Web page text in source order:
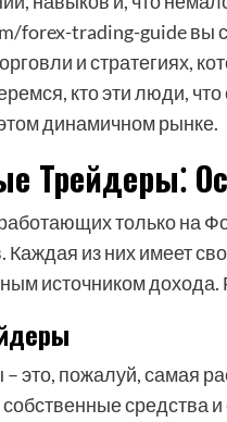
forex-trading-guide вы
и стратегиях,
кто эти люди,
динамичном рынке.
Трейдеры⁚
только на
из них имеет
источником дохода.
это, пожалуй, самая
средства